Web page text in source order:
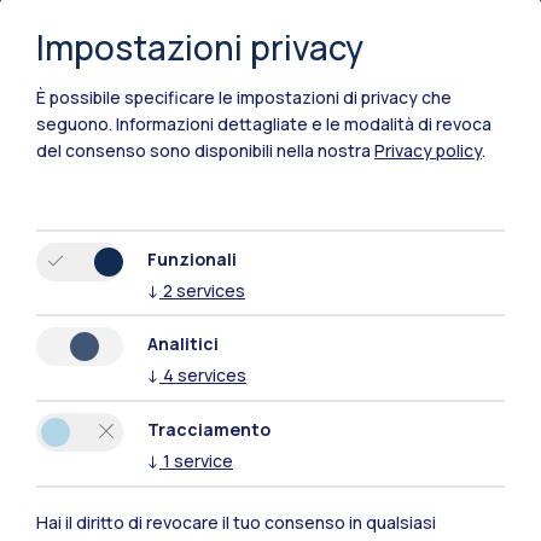
Cremona
Lecco
Mantova
Xi'an
Naviga il sito
Risorse
Impostazioni privacy
È possibile specificare le impostazioni di privacy che
seguono. Informazioni dettagliate e le modalità di revoca
del consenso sono disponibili nella nostra Privacy policy.
Funzionali
↓ 2 services
Analitici
↓ 4 services
Tracciamento
↓ 1 service
Hai il diritto di revocare il tuo consenso in qualsiasi